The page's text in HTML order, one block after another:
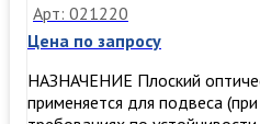
Арт: 021220
Цена по запросу
НАЗНАЧЕНИЕ Плоский
применяется для подвеса